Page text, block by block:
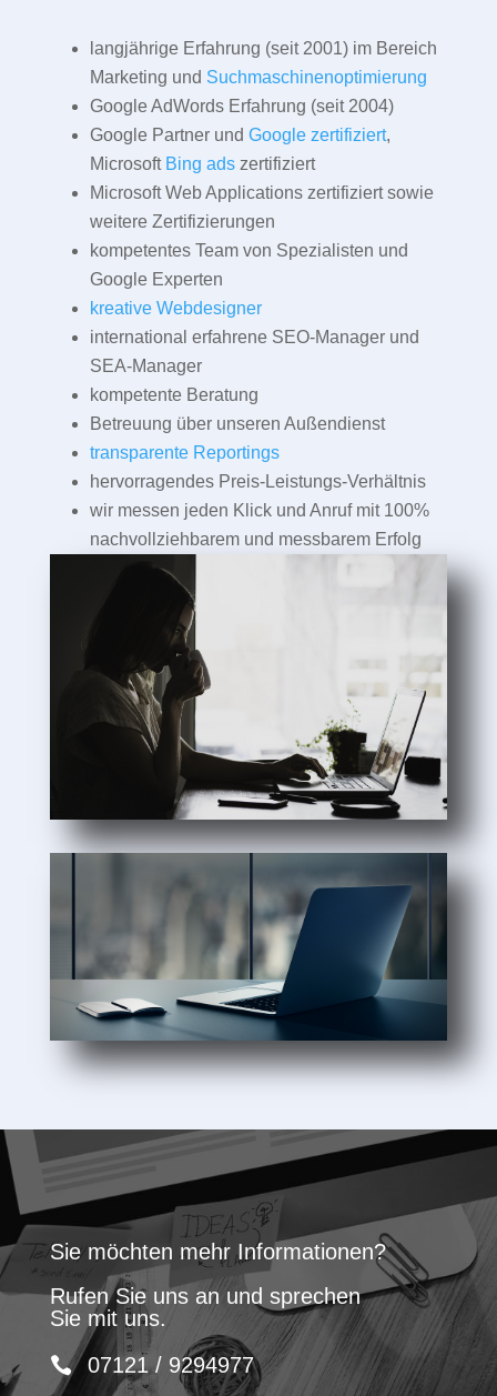
langjährige Erfahrung (seit 2001) im Bereich
Marketing und Suchmaschinenoptimierung
Google AdWords Erfahrung (seit 2004)
Google Partner und Google zertifiziert,
Microsoft Bing adszertifiziert
Microsoft Web Applications zertifiziert sowie
weitere Zertifizierungen
kompetentes Team von Spezialisten und
Google Experten
kreative Webdesigner
international erfahrene SEO-Manager und
SEA-Manager
kompetente Beratung
Betreuung über unseren Außendienst
transparente Reportings
hervorragendes Preis-Leistungs-Verhältnis
wir messen jeden Klick und Anruf mit 100%
nachvollziehbarem und messbarem Erfolg
Sie möchten mehr Informationen?
Rufen Sie uns an und sprechen
Sie mit uns.
07121 / 9294977